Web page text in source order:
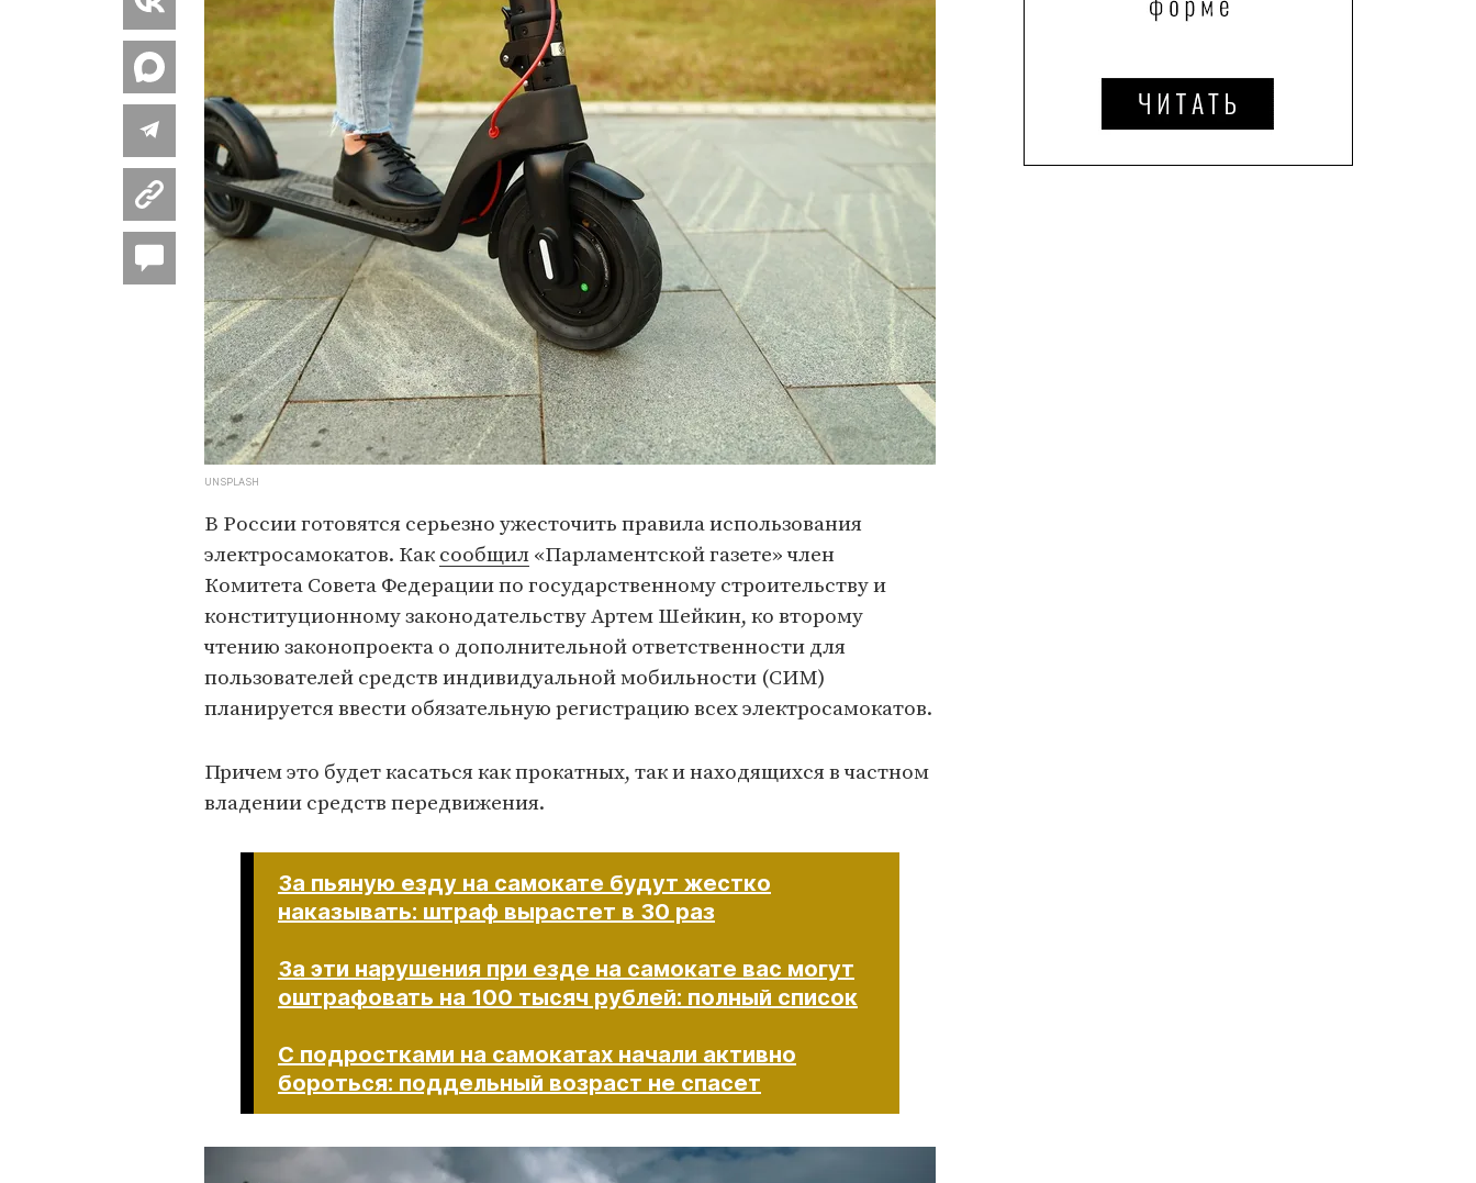
UNSPLASH
В России готовятся серьезно ужесточить правила использования
электросамокатов. Каксообщил «Парламентской газете» член
Комитета Совета Федерации по государственному строительству и
конституционному законодательству Артем Шейкин, ко второму
чтению законопроекта о дополнительной ответственности для
пользователей средств индивидуальной мобильности (СИМ)
планируется ввести обязательную регистрацию всех электросамокатов.
Причем это будет касаться как прокатных, так и находящихся в частном
владении средств передвижения.
За пьяную езду на самокате будут жестко
наказывать: штраф вырастет в 30 раз
За эти нарушения при езде на самокате вас могут
оштрафовать на 100 тысяч рублей: полный список
С подростками на самокатах начали активно
бороться: поддельный возраст не спасет​​​​​​​